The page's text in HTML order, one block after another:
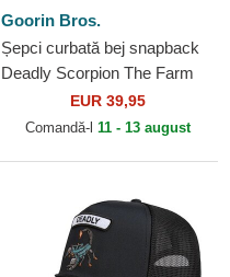
Goorin Bros.
Șepci curbată bej snapback
Deadly Scorpion The Farm
Goorin Bros.EUR 39,95
Comandă-l 11 - 13 august